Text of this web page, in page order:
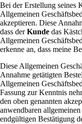
Bei der Erstellung seines
Allgemeinen
akzeptieren. Diese
dass derKunde das
Allgemeinen
erkenne an, dass meine
Diese Allgemeinen
Annahme getätigten
Allgemeinen
Fassung zur Kenntnis
den oben genannten
anwendbaren
endgültigen Bestätigung